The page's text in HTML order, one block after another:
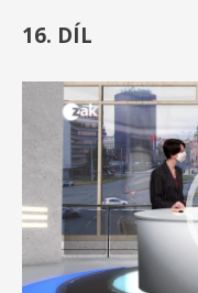
16. DÍL